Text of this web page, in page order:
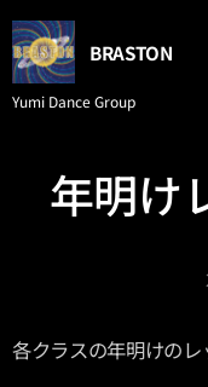
BRASTON
Yumi Dance Group
年明け
各クラスの年明けのレ